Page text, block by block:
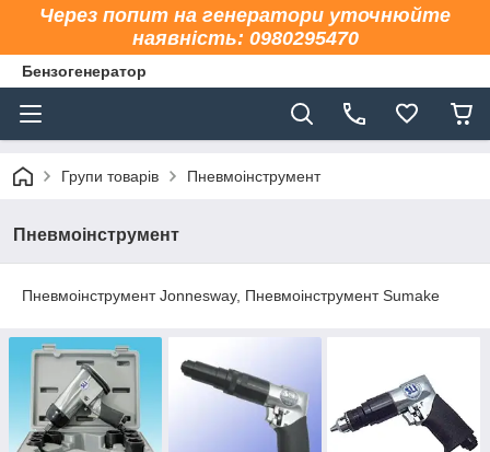
Через попит на генератори уточнюйте
наявність: 0980295470
Бензогенератор
Групи товарів Пневмоінструмент
Пневмоінструмент
Пневмоінструмент Jonnesway, Пневмоінструмент Sumake